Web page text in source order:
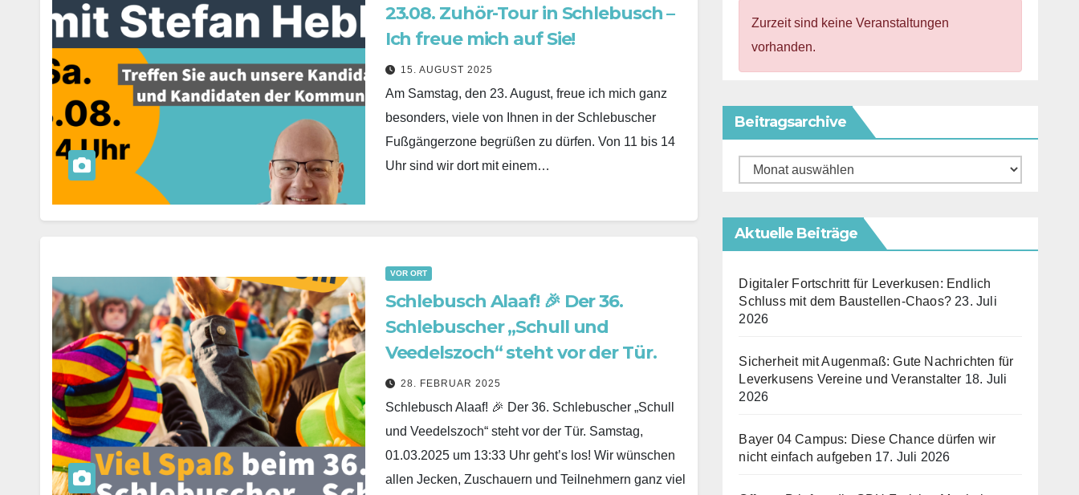
23.08. Zuhör-Tour in Schlebusch –
Ich freue mich auf Sie!
15. AUGUST 2025
Am Samstag, den 23. August, freue ich mich ganz
besonders, viele von Ihnen in der Schlebuscher
Fußgängerzone begrüßen zu dürfen. Von 11 bis 14
Uhr sind wir dort mit einem…
VOR ORT
Schlebusch Alaaf! 🎉 Der 36.
Schlebuscher „Schull und
Veedelszoch“ steht vor der Tür.
28. FEBRUAR 2025
Schlebusch Alaaf! 🎉 Der 36. Schlebuscher „Schull
und Veedelszoch“ steht vor der Tür. Samstag,
01.03.2025 um 13:33 Uhr geht’s los! Wir wünschen
allen Jecken, Zuschauern und Teilnehmern ganz viel
Zurzeit sind keine Veranstaltungen
vorhanden.
Beitragsarchive
Beitragsarchive
Aktuelle Beiträge
Digitaler Fortschritt für Leverkusen: Endlich
Schluss mit dem Baustellen-Chaos? 23. Juli
2026
Sicherheit mit Augenmaß: Gute Nachrichten für
Leverkusens Vereine und Veranstalter 18. Juli
2026
Bayer 04 Campus: Diese Chance dürfen wir
nicht einfach aufgeben 17. Juli 2026